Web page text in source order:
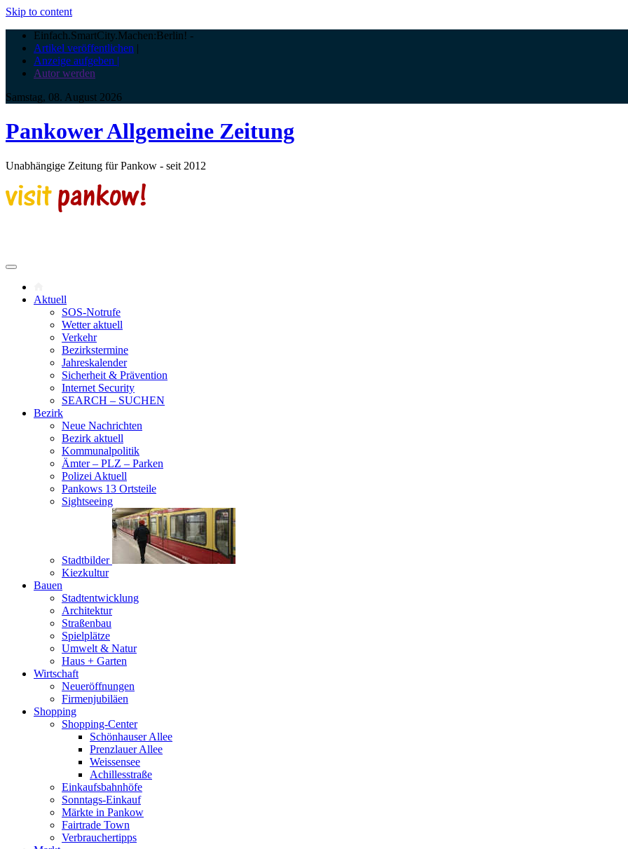
Skip to content
Einfach.SmartCity.Machen:Berlin! -
Artikel veröffentlichen |
Anzeige aufgeben |
Autor werden
Samstag, 08. August 2026
Pankower Allgemeine Zeitung
Unabhängige Zeitung für Pankow - seit 2012
Aktuell
SOS-Notrufe
Wetter aktuell
Verkehr
Bezirkstermine
Jahreskalender
Sicherheit & Prävention
Internet Security
SEARCH – SUCHEN
Bezirk
Neue Nachrichten
Bezirk aktuell
Kommunalpolitik
Ämter – PLZ – Parken
Polizei Aktuell
Pankows 13 Ortsteile
Sightseeing
Stadtbilder
Kiezkultur
Bauen
Stadtentwicklung
Architektur
Straßenbau
Spielplätze
Umwelt & Natur
Haus + Garten
Wirtschaft
Neueröffnungen
Firmenjubiläen
Shopping
Shopping-Center
Schönhauser Allee
Prenzlauer Allee
Weissensee
Achillesstraße
Einkaufsbahnhöfe
Sonntags-Einkauf
Märkte in Pankow
Fairtrade Town
Verbrauchertipps